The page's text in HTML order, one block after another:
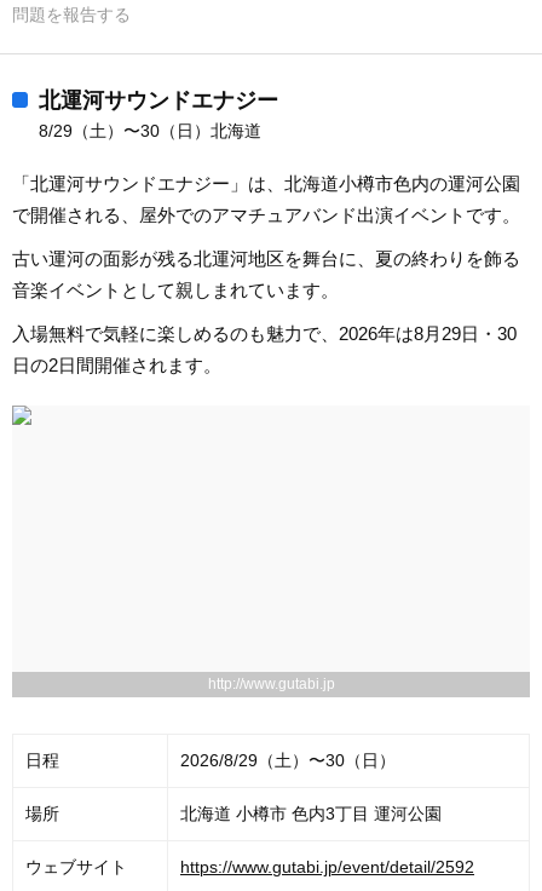
問題を報告する
北運河サウンドエナジー
8/29（土）〜30（日）北海道
「北運河サウンドエナジー」は、北海道小樽市色内の運河公園
で開催される、屋外でのアマチュアバンド出演イベントです。
古い運河の面影が残る北運河地区を舞台に、夏の終わりを飾る
音楽イベントとして親しまれています。
入場無料で気軽に楽しめるのも魅力で、2026年は8月29日・30
日の2日間開催されます。
http://www.gutabi.jp
日程 2026/8/29（土）〜30（日）
場所 北海道 小樽市 色内3丁目 運河公園
ウェブサイト https://www.gutabi.jp/event/detail/2592